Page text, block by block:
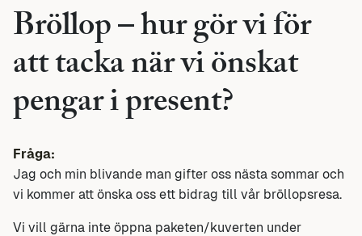
Bröllop – hur gör vi för
att tacka när vi önskat
pengar i present?
Fråga:
Jag och min blivande man gifter oss nästa sommar och
vi kommer att önska oss ett bidrag till vår bröllopsresa.
Vi vill gärna inte öppna paketen/kuverten under